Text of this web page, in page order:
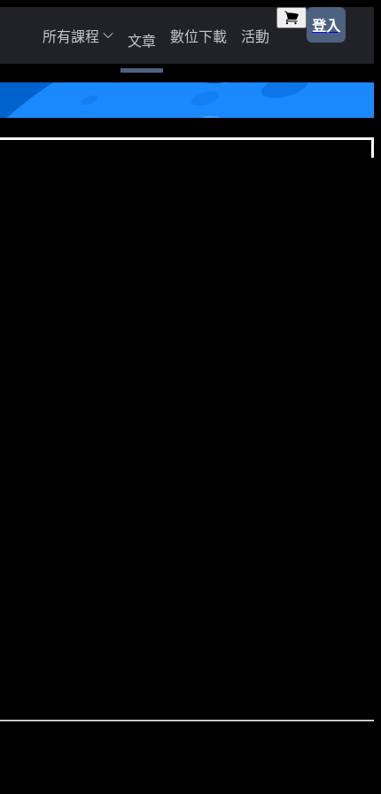
所有課程 文章 數位下載 活動
登入